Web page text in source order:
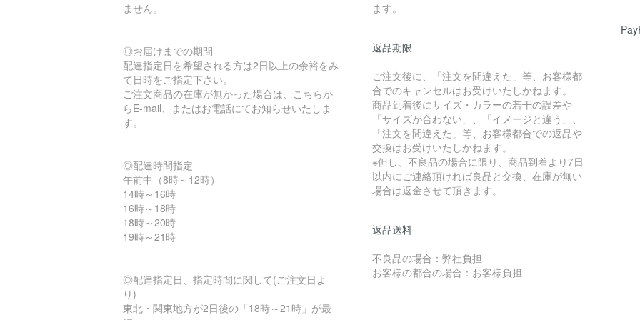
ません。
◎お届けまでの期間
配達指定日を希望される方は2日以上の余裕をみ
て日時をご指定下さい。
ご注文商品の在庫が無かった場合は、こちらか
らE-mail、またはお電話にてお知らせいたしま
す。
◎配達時間指定
午前中（8時～12時）
14時～16時
16時～18時
18時～20時
19時～21時
◎配達指定日、指定時間に関して(ご注文日よ
り)
東北・関東地方が2日後の「18時～21時」が最
ます。
返品期限
ご注文後に、「注文を間違えた」等、お客様都
合でのキャンセルはお受けいたしかねます。
商品到着後にサイズ・カラーの若干の誤差や
「サイズが合わない」、「イメージと違う」、
「注文を間違えた」等、お客様都合での返品や
交換はお受けいたしかねます。
※但し、不良品の場合に限り、商品到着より7日
以内にご連絡頂ければ良品と交換、在庫が無い
場合は返金させて頂きます。
返品送料
不良品の場合：弊社負担
お客様の都合の場合：お客様負担